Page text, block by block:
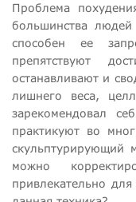
Проблема
большинства
способен ее
препятствуют
останавливают и
лишнего веса,
зарекомендовал
практикуют во
можно
привлекательно